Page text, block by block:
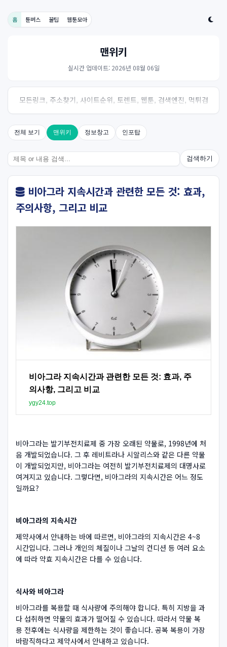
홈 툰버스 꿀팁 웹툰모아
맨위키
실시간 업데이트: 2026년 08월 06일
모든링크, 주소찾기, 사이트순위, 토렌트, 웹툰, 검색엔진, 먹튀검
증, 스포츠, 드라마, 커뮤니티 링크사이트! 여기여
전체 보기 맨위키 정보창고 인포탑
검색하기
비아그라 지속시간과 관련한 모든 것: 효과,
주의사항, 그리고 비교
비아그라 지속시간과 관련한 모든 것: 효과, 주
의사항, 그리고 비교
ygy24.top
비아그라는 발기부전치료제 중 가장 오래된 약물로, 1998년에 처
음 개발되었습니다. 그 후 레비트라나 시알리스와 같은 다른 약물
이 개발되었지만, 비아그라는 여전히 발기부전치료제의 대명사로
여겨지고 있습니다. 그렇다면, 비아그라의 지속시간은 어느 정도
일까요?
비아그라의 지속시간
제약사에서 안내하는 바에 따르면, 비아그라의 지속시간은 4~8
시간입니다. 그러나 개인의 체질이나 그날의 컨디션 등 여러 요소
에 따라 약효 지속시간은 다를 수 있습니다.
식사와 비아그라
비아그라를 복용할 때 식사량에 주의해야 합니다. 특히 지방을 과
다 섭취하면 약물의 효과가 떨어질 수 있습니다. 따라서 약물 복
용 전후에는 식사량을 제한하는 것이 좋습니다. 공복 복용이 가장
바람직하다고 제약사에서 안내하고 있습니다.